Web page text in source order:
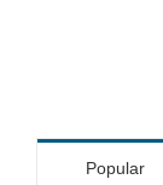
Popular